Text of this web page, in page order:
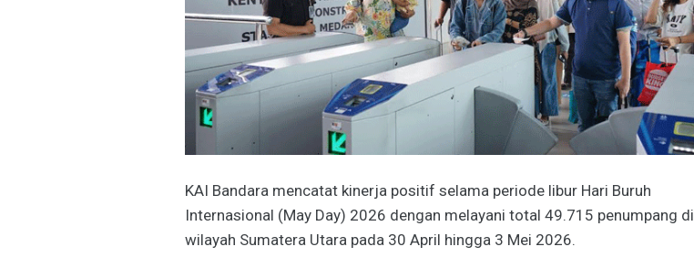
KAI Bandara mencatat kinerja positif selama periode libur Hari Buruh
Internasional (May Day) 2026 dengan melayani total 49.715 penumpang di
wilayah Sumatera Utara pada 30 April hingga 3 Mei 2026.